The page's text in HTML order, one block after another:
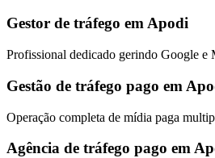
Gestor de tráfego em Apodi
Profissional dedicado gerindo Google e
Gestão de tráfego pago em
Operação completa de mídia paga
Agência de tráfego pago em